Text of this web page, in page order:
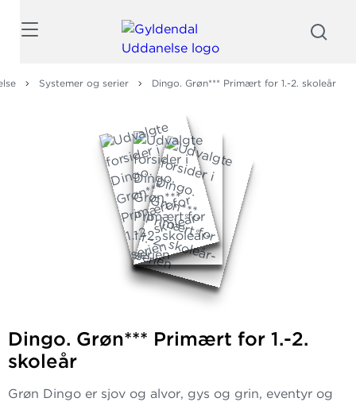
Systemer og serier Dingo. Grøn*** Primært for 1.-2. skoleår
Dingo. Grøn*** Primært for 1.-2.
skoleår
Grøn Dingo er sjov og alvor, gys og grin, eventyr og